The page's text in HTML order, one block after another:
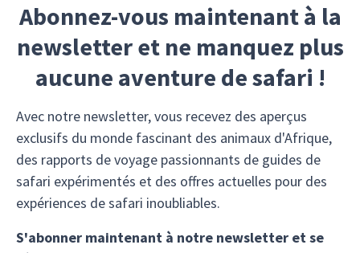
Abonnez-vous maintenant à la
newsletter et ne manquez plus
aucune aventure de safari !
Avec notre newsletter, vous recevez des aperçus
exclusifs du monde fascinant des animaux d'Afrique,
des rapports de voyage passionnants de guides de
safari expérimentés et des offres actuelles pour des
expériences de safari inoubliables.
S'abonner maintenant à notre newsletter et se